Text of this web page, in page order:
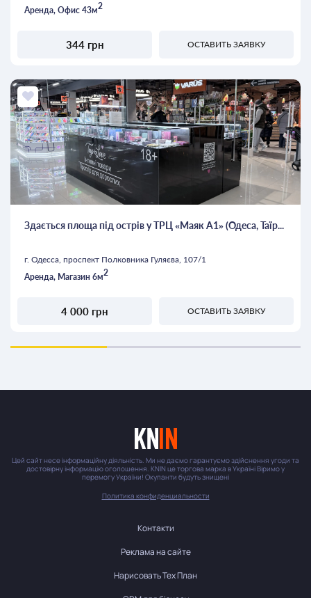
Аренда, Офис 43м2
344 грн ОСТАВИТЬ ЗАЯВКУ
Здається площа під острів у ТРЦ «Маяк А1» (Одеса, Таїр...
г. Одесса, проспект Полковника Гуляєва, 107/1
Аренда, Магазин 6м2
4 000 грн ОСТАВИТЬ ЗАЯВКУ
Цей сайт несе інформаційну діяльність. Ми не даємо гарантуємо здійснення угоди та
достовірну інформацію оголошення. KNIN це торгова марка в Україні Віримо у
перемогу України! Окупанти будуть знищені
Политика конфиденциальности
Контакти
Реклама на сайте
Нарисовать Тех План